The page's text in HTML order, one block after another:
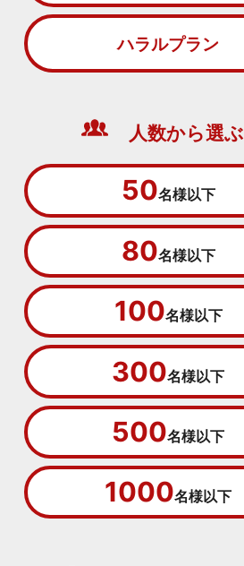
ハラルプラン
人数から選ぶ
50名様以下
80名様以下
100名様以下
300名様以下
500名様以下
1000名様以下